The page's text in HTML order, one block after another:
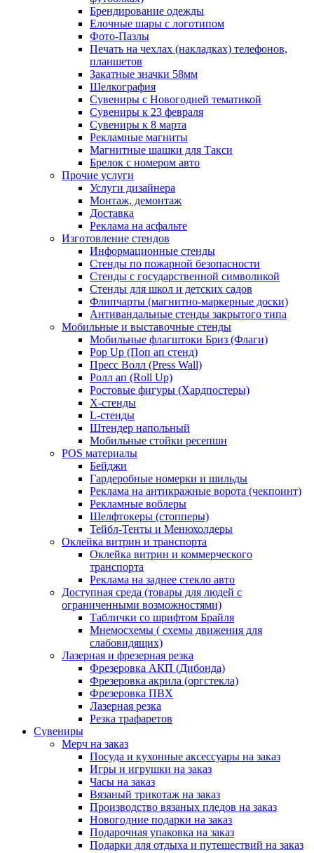
Брендирование одежды
Елочные шары с логотипом
Фото-Пазлы
Печать на чехлах (накладках) телефонов,
планшетов
Закатные значки 58мм
Шелкография
Сувениры с Новогодней тематикой
Сувениры к 23 февраля
Сувениры к 8 марта
Рекламные магниты
Магнитные шашки для Такси
Брелок с номером авто
Прочие услуги
Услуги дизайнера
Монтаж, демонтаж
Доставка
Реклама на асфальте
Изготовление стендов
Информационные стенды
Стенды по пожарной безопасности
Стенды с государственной символикой
Стенды для школ и детских садов
Флипчарты (магнитно-маркерные доски)
Антивандальные стенды закрытого типа
Мобильные и выставочные стенды
Мобильные флагштоки Бриз (Флаги)
Pop Up (Поп ап стенд)
Пресс Волл (Press Wall)
Ролл ап (Roll Up)
Ростовые фигуры (Хардпостеры)
X-стенды
L-стенды
Штендер напольный
Мобильные стойки ресепшн
POS материалы
Бейджи
Гардеробные номерки и шильды
Реклама на антикражные ворота (чекпоинт)
Рекламные воблеры
Шелфтокеры (стопперы)
Тейбл-Тенты и Менюхолдеры
Оклейка витрин и транспорта
Оклейка витрин и коммерческого
транспорта
Реклама на заднее стекло авто
Доступная среда (товары для людей с
ограниченными возможностями)
Таблички со шрифтом Брайля
Мнемосхемы ( схемы движения для
слабовидящих)
Лазерная и фрезерная резка
Фрезеровка АКП (Дибонда)
Фрезеровка акрила (оргстекла)
Фрезеровка ПВХ
Лазерная резка
Резка трафаретов
Сувениры
Мерч на заказ
Посуда и кухонные аксессуары на заказ
Игры и игрушки на заказ
Часы на заказ
Вязаный трикотаж на заказ
Производство вязаных пледов на заказ
Новогодние подарки на заказ
Подарочная упаковка на заказ
Подарки для отдыха и путешествий на заказ